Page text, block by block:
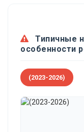
Типичные
особенности
(2023-2026)